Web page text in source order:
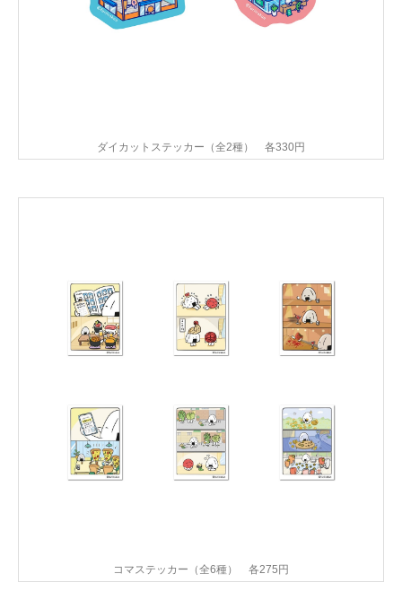
ダイカットステッカー（全2種） 各330円
コマステッカー（全6種） 各275円